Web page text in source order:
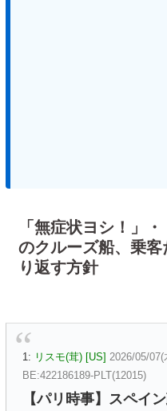
「無症状ヨシ！」
のクルーズ船、乗
り返す方針
1: リスモ(茸) [US] 2026/05/
BE:422186189-PLT(12015)
【パリ時事】スペイ